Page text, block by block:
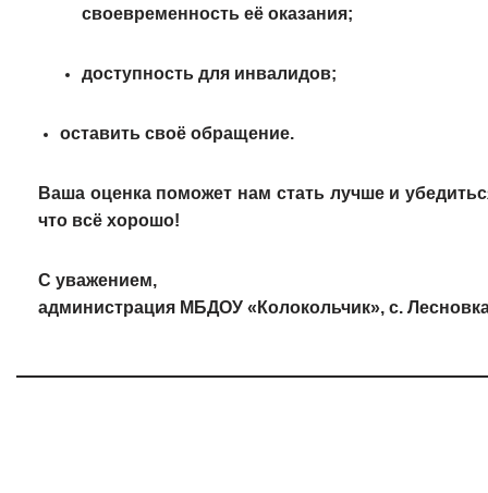
своевременность её оказания;
доступность для инвалидов;
оставить своё обращение.
Ваша оценка поможет нам стать лучше и
что всё хорошо!
С уважением,
администрация МБДОУ «Колокольчик», с.